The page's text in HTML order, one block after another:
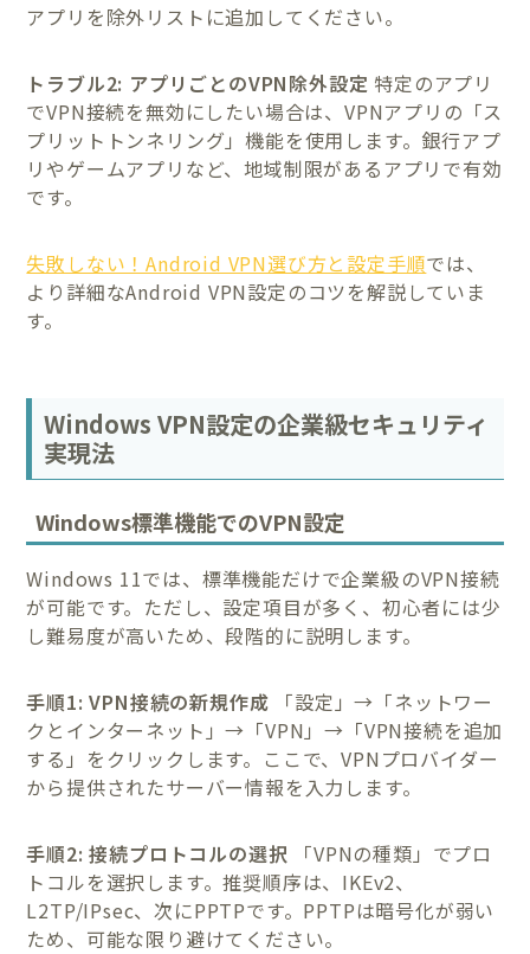
アプリを除外リストに追加してください。
トラブル2: アプリごとのVPN除外設定 特定のアプリ
でVPN接続を無効にしたい場合は、VPNアプリの「ス
プリットトンネリング」機能を使用します。銀行アプ
リやゲームアプリなど、地域制限があるアプリで有効
です。
失敗しない！Android VPN選び方と設定手順では、
より詳細なAndroid VPN設定のコツを解説していま
す。
Windows VPN設定の企業級セキュリティ
実現法
Windows標準機能でのVPN設定
Windows 11では、標準機能だけで企業級のVPN接続
が可能です。ただし、設定項目が多く、初心者には少
し難易度が高いため、段階的に説明します。
手順1: VPN接続の新規作成 「設定」→「ネットワー
クとインターネット」→「VPN」→「VPN接続を追加
する」をクリックします。ここで、VPNプロバイダー
から提供されたサーバー情報を入力します。
手順2: 接続プロトコルの選択 「VPNの種類」でプロ
トコルを選択します。推奨順序は、IKEv2、
L2TP/IPsec、次にPPTPです。PPTPは暗号化が弱い
ため、可能な限り避けてください。